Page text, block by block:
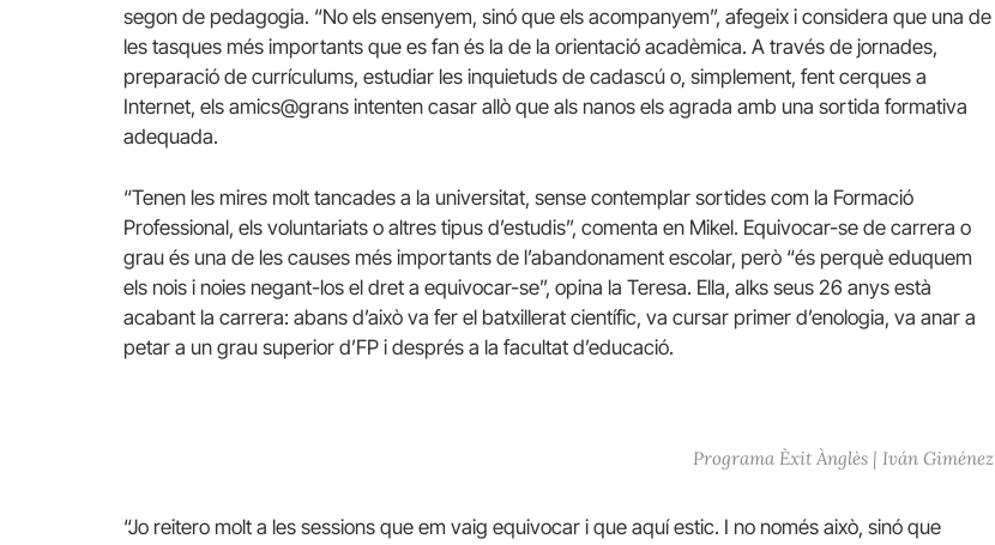
segon de pedagogia. “No els ensenyem, sinó que els acompanyem”, afegeix i considera que una de
les tasques més importants que es fan és la de la orientació acadèmica. A través de jornades,
preparació de currículums, estudiar les inquietuds de cadascú o, simplement, fent cerques a
Internet, els amics@grans intenten casar allò que als nanos els agrada amb una sortida formativa
adequada.
“Tenen les mires molt tancades a la universitat, sense contemplar sortides com la Formació
Professional, els voluntariats o altres tipus d’estudis”, comenta en Mikel. Equivocar-se de carrera o
grau és una de les causes més importants de l’abandonament escolar, però “és perquè eduquem
els nois i noies negant-los el dret a equivocar-se”, opina la Teresa. Ella, alks seus 26 anys està
acabant la carrera: abans d’això va fer el batxillerat científic, va cursar primer d’enologia, va anar a
petar a un grau superior d’FP i després a la facultat d’educació.
Programa Èxit Ànglès | Iván Giménez
“Jo reitero molt a les sessions que em vaig equivocar i que aquí estic. I no només això, sinó que